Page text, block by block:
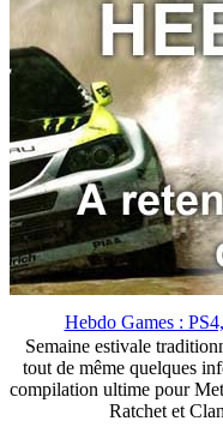
Hebdo Games :
Semaine estivale
tout de même quelques
compilation ultime pour
Ratchet et